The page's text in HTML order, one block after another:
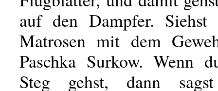
auf den Dampfer.
Matrosen mit dem
Paschka Surkow. Wenn
Steg gehst, dann